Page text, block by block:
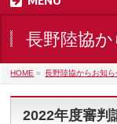
長野陸協
HOME » 長野陸協からお知ら
2022年度審判